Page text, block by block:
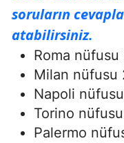
soruların
atabilirsiniz.
Roma
Milan nüfusu
Napoli
Torino
Palermo